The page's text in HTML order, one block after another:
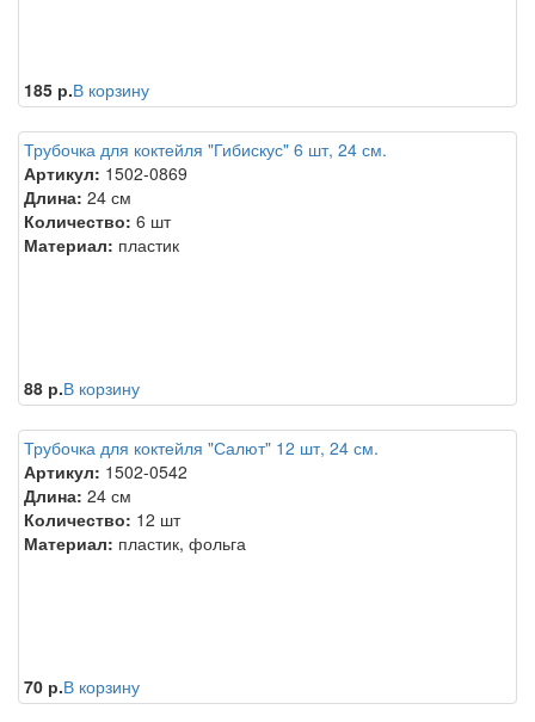
185 р.В корзину
Трубочка для коктейля "Гибискус" 6 шт, 24 см.
Артикул: 1502-0869
Длина: 24 см
Количество: 6 шт
Материал: пластик
88 р.В корзину
Трубочка для коктейля "Салют" 12 шт, 24 см.
Артикул: 1502-0542
Длина: 24 см
Количество: 12 шт
Материал: пластик, фольга
70 р.В корзину